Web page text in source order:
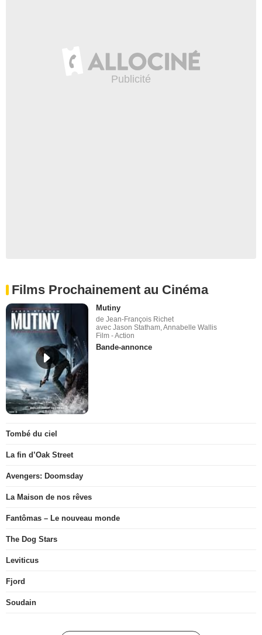
Films Prochainement au Cinéma
Mutiny
de Jean-François Richet
avec Jason Statham, Annabelle Wallis
Film - Action
Bande-annonce
Tombé du ciel
La fin d’Oak Street
Avengers: Doomsday
La Maison de nos rêves
Fantômas – Le nouveau monde
The Dog Stars
Leviticus
Fjord
Soudain